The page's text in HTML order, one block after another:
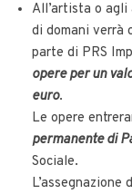
All’artista o
di domani verrà
parte di PRS
opere per un
euro.
Le opere
permanente di
Sociale.